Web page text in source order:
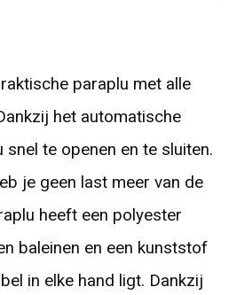
paraplu met alle
het automatische
te openen en te sluiten.
je geen last meer van de
heeft een polyester
baleinen en een kunststof
in elke hand ligt. Dankzij